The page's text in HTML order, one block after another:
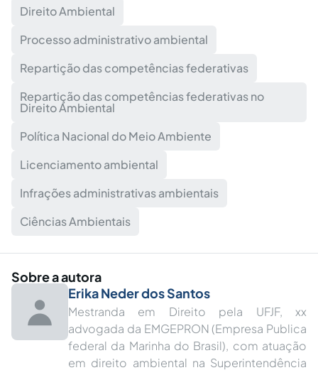
Direito Ambiental
Processo administrativo ambiental
Repartição das competências federativas
Repartição das competências federativas no
Direito Ambiental
Política Nacional do Meio Ambiente
Licenciamento ambiental
Infrações administrativas ambientais
Ciências Ambientais
Sobre a autora
Erika Neder dos Santos
Mestranda em Direito pela UFJF, xx
advogada da EMGEPRON (Empresa Publica
federal da Marinha do Brasil), com atuação
em direito ambiental na Superintendência